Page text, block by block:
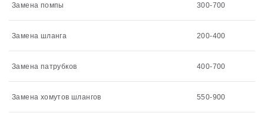
Замена помпы 300-700
Замена шланга 200-400
Замена патрубков 400-700
Замена хомутов шлангов 550-900